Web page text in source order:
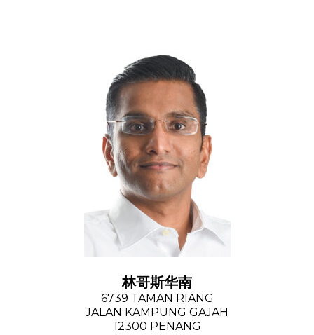
林哥斯华南
6739 TAMAN RIANG
JALAN KAMPUNG GAJAH
12300 PENANG